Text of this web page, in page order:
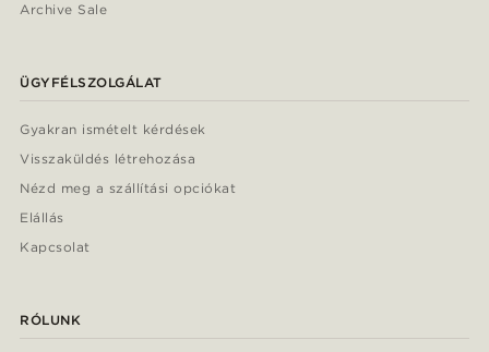
Archive Sale
ÜGYFÉLSZOLGÁLAT
Gyakran ismételt kérdések
Visszaküldés létrehozása
Nézd meg a szállítási opciókat
Elállás
Kapcsolat
RÓLUNK